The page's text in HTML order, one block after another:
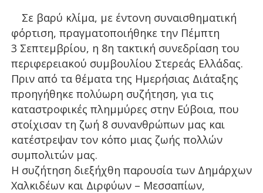
Σε βαρύ κλίμα, με έντονη συναισθηματική
φόρτιση, πραγματοποιήθηκε την Πέμπτη
3 Σεπτεμβρίου, η 8η τακτική συνεδρίαση του
περιφερειακού συμβουλίου Στερεάς Ελλάδας.
Πριν από τα θέματα της Ημερήσιας Διάταξης
προηγήθηκε πολύωρη συζήτηση, για τις
καταστροφικές πλημμύρες στην Εύβοια, που
στοίχισαν τη ζωή 8 συνανθρώπων μας και
κατέστρεψαν τον κόπο μιας ζωής πολλών
συμπολιτών μας.
Η συζήτηση διεξήχθη παρουσία των Δημάρχων
Χαλκιδέων και Διρφύων – Μεσσαπίων,